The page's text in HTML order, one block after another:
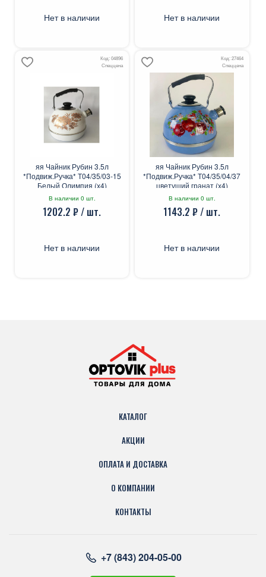
Нет в наличии Нет в наличии
Код: 04896
Спеццена
яя Чайник Рубин 3.5л
*Подвиж.Ручка* Т04/35/03-15
Белый Олимпия (х4)
В наличии 0 шт.
1202.2 ₽ / шт.
Нет в наличии
Код: 27464
Спеццена
яя Чайник Рубин 3.5л
*Подвиж.Ручка* Т04/35/04/37
цветущий гранат (х4)
В наличии 0 шт.
1143.2 ₽ / шт.
Нет в наличии
КАТАЛОГ
АКЦИИ
ОПЛАТА И ДОСТАВКА
О КОМПАНИИ
КОНТАКТЫ
+7 (843) 204-05-00